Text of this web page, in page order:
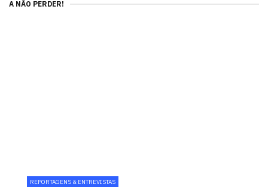
A NÃO PERDER!
REPORTAGENS & ENTREVISTAS